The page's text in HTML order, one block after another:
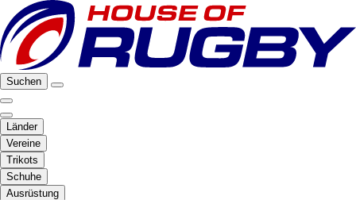
Suchen
Länder
Vereine
Trikots
Schuhe
Ausrüstung